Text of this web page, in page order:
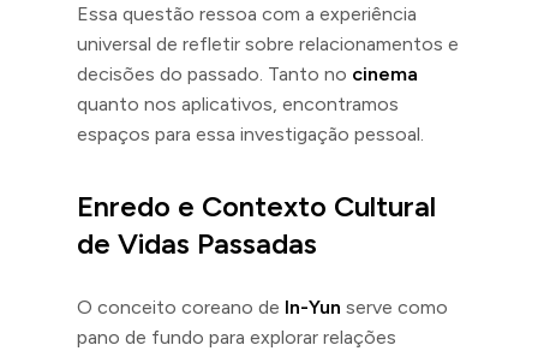
Essa questão ressoa com a experiência
universal de refletir sobre relacionamentos e
decisões do passado. Tanto no cinema
quanto nos aplicativos, encontramos
espaços para essa investigação pessoal.
Enredo e Contexto Cultural
de Vidas Passadas
O conceito coreano de In-Yun serve como
pano de fundo para explorar relações